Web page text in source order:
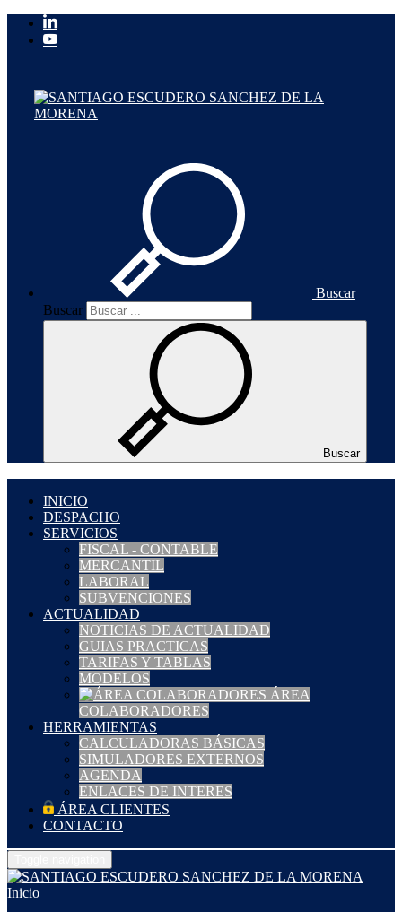
Buscar
Buscar
Buscar
INICIO
DESPACHO
SERVICIOS
FISCAL - CONTABLE
MERCANTIL
LABORAL
SUBVENCIONES
ACTUALIDAD
NOTICIAS DE ACTUALIDAD
GUIAS PRACTICAS
TARIFAS Y TABLAS
MODELOS
ÁREA
COLABORADORES
HERRAMIENTAS
CALCULADORAS BÁSICAS
SIMULADORES EXTERNOS
AGENDA
ENLACES DE INTERES
ÁREA CLIENTES
CONTACTO
Inicio